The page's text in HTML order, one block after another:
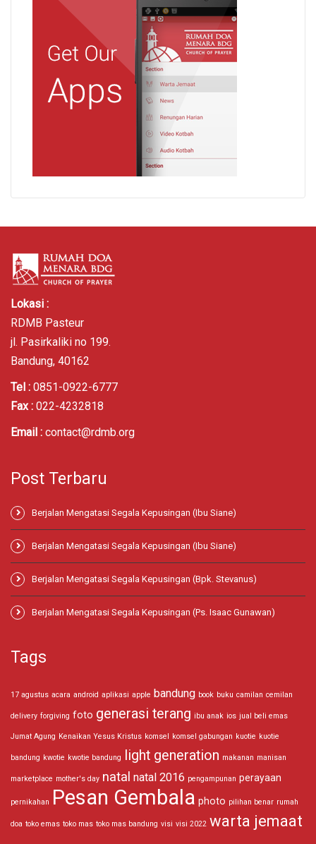
Lokasi :
RDMB Pasteur
jl. Pasirkaliki no 199.
Bandung, 40162
Tel : 0851-0922-6777
Fax : 022-4232818
Email : contact@rdmb.org
Post Terbaru
Berjalan Mengatasi Segala Kepusingan (Ibu Siane)
Berjalan Mengatasi Segala Kepusingan (Ibu Siane)
Berjalan Mengatasi Segala Kepusingan (Bpk. Stevanus)
Berjalan Mengatasi Segala Kepusingan (Ps. Isaac Gunawan)
Tags
17 agustus acara android aplikasi apple bandung book buku camilan cemilan
delivery forgiving foto generasi terang ibu anak ios jual beli emas
Jumat Agung Kenaikan Yesus Kristus komsel komsel gabungan kuotie kuotie
bandung kwotie kwotie bandung light generation makanan manisan
marketplace mother's day natal natal 2016 pengampunan perayaan
pernikahan Pesan Gembala photo pilihan benar rumah
doa toko emas toko mas toko mas bandung visi visi 2022 warta jemaat